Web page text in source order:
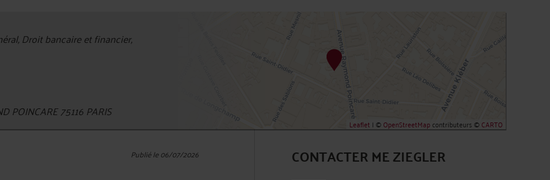
Droit bancaire et financier,
POINCARE 75116 PARIS
Leaflet | ©OpenStreetMapcontributeurs ©CARTO
Publié le 06/07/2026 CONTACTER ME ZIEGLER